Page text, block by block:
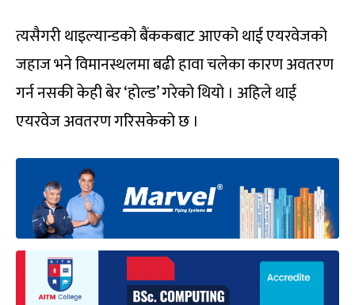
त्यसैगरी थाइल्यान्डको बैंककबाट आएको थाई एयरवेजको
जहाज भने विमानस्थलमा बढी हावा चलेका कारण अवतरण
गर्न नसकी केही बेर ‘होल्ड’ गरेको थियो । अहिले थाई
एयरवेज अवतरण गरिसकेको छ ।